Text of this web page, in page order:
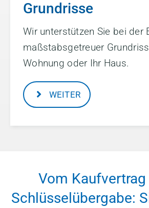
Grundrisse
Wir unterstützen Sie bei der
maßstabsgetreuer
Wohnung oder Ihr Haus.
WEITER
Vom
Schlüsselübergabe: